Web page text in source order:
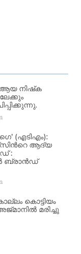
നിഷ്‌ക
(എടിഎം):
ആദ്യ
:
ബ്രാന്‍ഡ്
കൊട്ടിയം
മരിച്ചു